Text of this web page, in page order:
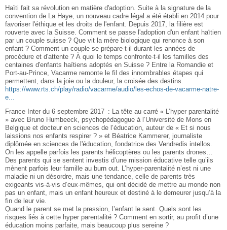
Haïti fait sa révolution en matière dʹadoption. Suite à la signature de la
convention de La Haye, un nouveau cadre légal a été établi en 2014 pour
favoriser l'éthique et les droits de lʹenfant. Depuis 2017, la filière est
rouverte avec la Suisse. Comment se passe lʹadoption dʹun enfant haïtien
par un couple suisse ? Que vit la mère biologique qui renonce à son
enfant ? Comment un couple se prépare-t-il durant les années de
procédure et dʹattente ? À quoi le temps confronte-t-il les familles des
centaines dʹenfants haïtiens adoptés en Suisse ? Entre la Romandie et
Port-au-Prince, Vacarme remonte le fil des innombrables étapes qui
permettent, dans la joie ou la douleur, la croisée des destins.
https://www.rts.ch/play/radio/vacarme/audio/les-echos-de-vacarme-natre-
e...
France Inter du 6 septembre 2017 : La tête au carré « L’hyper parentalité
» avec Bruno Humbeeck, psychopédagogue à l’Université de Mons en
Belgique et docteur en sciences de l’éducation, auteur de « Et si nous
laissions nos enfants respirer ? » et Béatrice Kammerer, journaliste
diplômée en sciences de l'éducation, fondatrice des Vendredis intellos.
On les appelle parfois les parents hélicoptères ou les parents drones…
Des parents qui se sentent investis d’une mission éducative telle qu’ils
mènent parfois leur famille au burn out. L’hyper-parentalité n’est ni une
maladie ni un désordre, mais une tendance, celle de parents très
exigeants vis-à-vis d’eux-mêmes, qui ont décidé de mettre au monde non
pas un enfant, mais un enfant heureux et destiné à le demeurer jusqu’à la
fin de leur vie.
Quand le parent se met la pression, l’enfant le sent. Quels sont les
risques liés à cette hyper parentalité ? Comment en sortir, au profit d’une
éducation moins parfaite, mais beaucoup plus sereine ?